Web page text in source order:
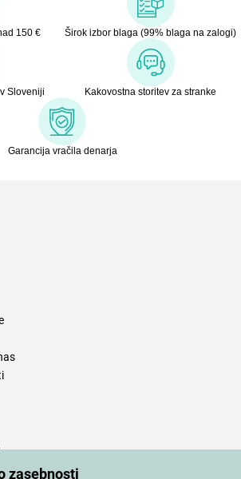
zasebnosti
150 € Širok izbor blaga (99% blaga na zalogi)
Sloveniji Kakovostna storitev za stranke
Garancija vračila denarja